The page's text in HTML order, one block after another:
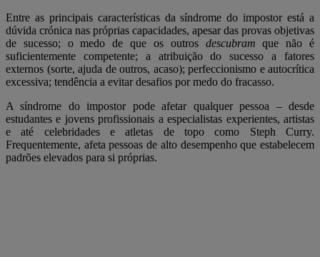
Entre as principais características da síndrome do impostor está a
dúvida crónica nas próprias capacidades, apesar das provas objetivas
de sucesso; o medo de que os outros descubramque não é
suficientemente competente; a atribuição do sucesso a fatores
externos (sorte, ajuda de outros, acaso); perfeccionismo e autocrítica
excessiva; tendência a evitar desafios por medo do fracasso.
A síndrome do impostor pode afetar qualquer pessoa – desde
estudantes e jovens profissionais a especialistas experientes, artistas
e até celebridades e atletas de topo como Steph Curry.
Frequentemente, afeta pessoas de alto desempenho que estabelecem
padrões elevados para si próprias.